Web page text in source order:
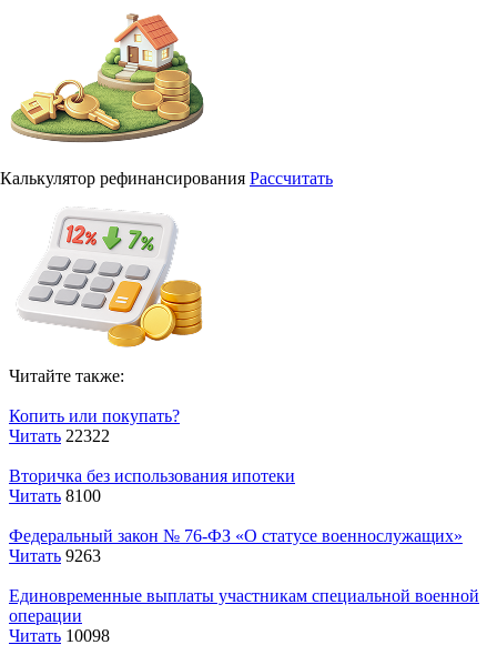
Калькулятор рефинансирования Рассчитать
Читайте также:
Копить или покупать?
Читать 22322
Вторичка без использования ипотеки
Читать 8100
Федеральный закон № 76-ФЗ «О статусе военнослужащих»
Читать 9263
Единовременные выплаты участникам специальной военной
операции
Читать 10098